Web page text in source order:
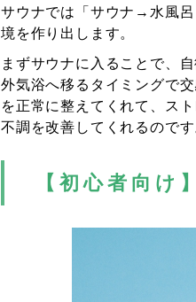
サウナでは「サウナ→水風
境を作り出します。
まずサウナに入ることで、
外気浴へ移るタイミングで
を正常に整えてくれて、ス
不調を改善してくれるのです
【初心者向け